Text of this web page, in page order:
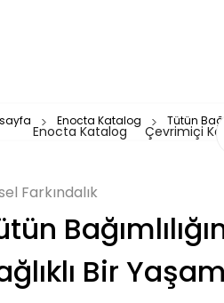
Enocta Katalog Çevrimiçi
Enocta Katalog Tütün
Farkındalık
Bir